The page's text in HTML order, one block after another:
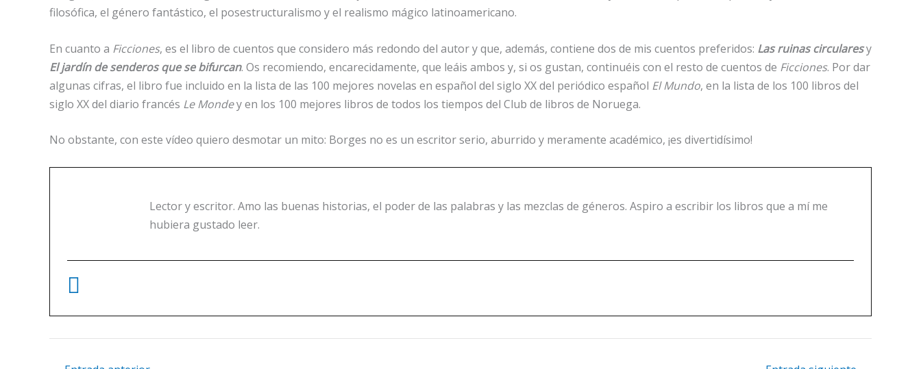
filosófica, el género fantástico, el posestructuralismo y el realismo mágico latinoamericano.
En cuanto a Ficciones, es el libro de cuentos que considero más redondo del autor y que, además, contiene dos de mis cuentos preferidos: Las ruinas circularesy
El jardín de senderos que se bifurcan. Os recomiendo, encarecidamente, que leáis ambos y, si os gustan, continuéis con el resto de cuentos de Ficciones. Por dar
algunas cifras, el libro fue incluido en la lista de las 100 mejores novelas en español del siglo XX del periódico español El Mundo, en la lista de los 100 libros del
siglo XX del diario francés Le Mondey en los 100 mejores libros de todos los tiempos del Club de libros de Noruega.
No obstante, con este vídeo quiero desmotar un mito: Borges no es un escritor serio, aburrido y meramente académico, ¡es divertidísimo!
Lector y escritor. Amo las buenas historias, el poder de las palabras y las mezclas de géneros. Aspiro a escribir los libros que a mí me
hubiera gustado leer.